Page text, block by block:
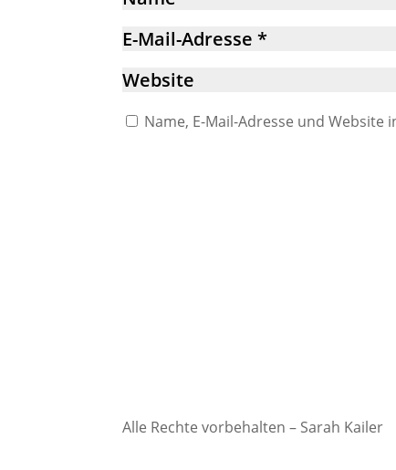
Name, E-Mail-Adresse und
Alle Rechte vorbehalten – Sarah Kailer